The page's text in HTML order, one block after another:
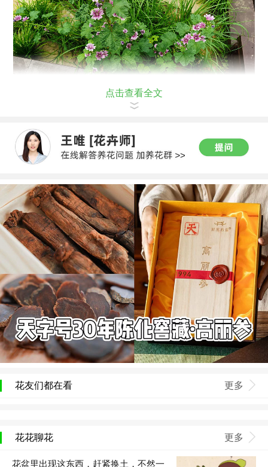
点击查看全文
花友们都在看 更多
花花聊花 更多
花盆里出现这东西，赶紧换土，不然一